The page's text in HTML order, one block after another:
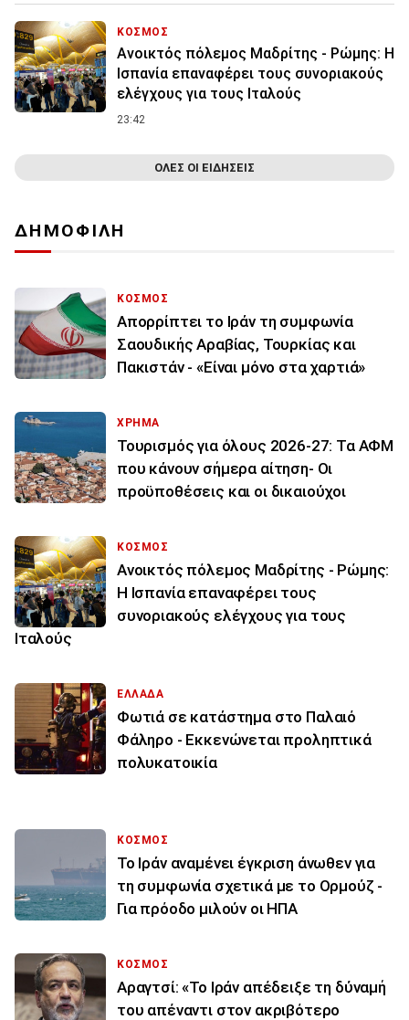
ΚΟΣΜΟΣ
Ανοικτός πόλεμος Μαδρίτης - Ρώμης: Η
Ισπανία επαναφέρει τους συνοριακούς
ελέγχους για τους Ιταλούς
23:42
ΟΛΕΣ ΟΙ ΕΙΔΗΣΕΙΣ
ΔΗΜΟΦΙΛΗ
ΚΟΣΜΟΣ
Απορρίπτει το Ιράν τη συμφωνία
Σαουδικής Αραβίας, Τουρκίας και
Πακιστάν - «Είναι μόνο στα χαρτιά»
ΧΡΗΜΑ
Τουρισμός για όλους 2026-27: Τα ΑΦΜ
που κάνουν σήμερα αίτηση- Οι
προϋποθέσεις και οι δικαιούχοι
ΚΟΣΜΟΣ
Ανοικτός πόλεμος Μαδρίτης - Ρώμης:
Η Ισπανία επαναφέρει τους
συνοριακούς ελέγχους για τους
Ιταλούς
ΕΛΛΑΔΑ
Φωτιά σε κατάστημα στο Παλαιό
Φάληρο - Εκκενώνεται προληπτικά
πολυκατοικία
ΚΟΣΜΟΣ
Το Ιράν αναμένει έγκριση άνωθεν για
τη συμφωνία σχετικά με το Ορμούζ -
Για πρόοδο μιλούν οι ΗΠΑ
ΚΟΣΜΟΣ
Αραγτσί: «Το Ιράν απέδειξε τη δύναμή
του απέναντι στον ακριβότερο